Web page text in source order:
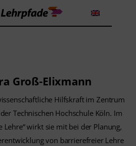
Groß-Elixmann
Hilfskraft im Zentrum
Technischen Hochschule Köln. Im
Lehre“ wirkt sie mit bei der Planung,
von barrierefreier Lehre